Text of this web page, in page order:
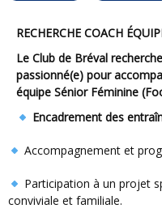
RECHERCHE COACH
Le Club de Bréval recherche un(e) entraîneur(e) motivé(e) et
passionné(e) pour
équipe Sénior Féminine
Encadrement des
Accompagnement et
Participation à un projet
conviviale et familiale.